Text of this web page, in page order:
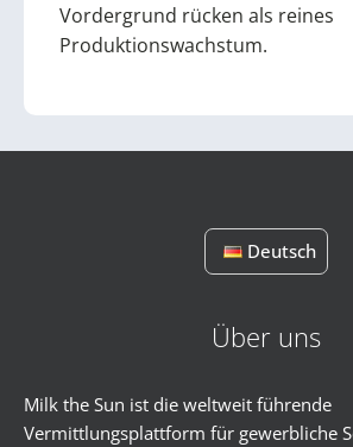
Vordergrund rücken als reines
Produktionswachstum.
Deutsch
Über uns
Milk the Sun ist die weltweit führende
Vermittlungsplattform für gewerbliche